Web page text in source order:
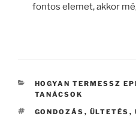
fontos elemet, akkor
KATEGÓRIÁK
HOGYAN TERMESSZ
TANÁCSOK
CÍMKÉK
GONDOZÁS , ÜLTETÉS ,